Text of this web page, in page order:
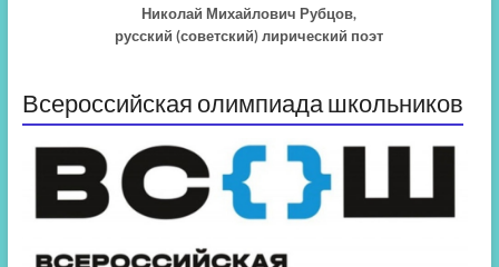
Николай Михайлович Рубцов,
русский (советский) лирический поэт
Всероссийская олимпиада школьников